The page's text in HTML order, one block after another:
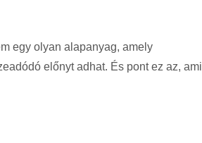
egy olyan alapanyag, amely
előnyt adhat. És pont ez az, ami